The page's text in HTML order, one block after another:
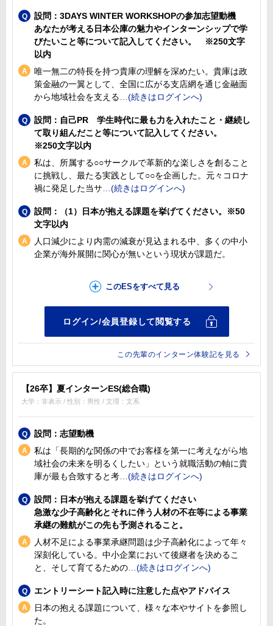
設問：3DAYS WINTER WORKSHOPの参加志望動機
あなたが考える日本公庫の魅力やインターンシップで学
びたいこと等について記入してください。 ※250文字
以内
唯一無二の特長を持つ貴庫の理解を深めたい。貴庫は政
策金融の一翼として、全国に広がる支店網を通じ金融面
から地域社会を支える
設問：自己PR 学生時代に最も力を入れたこと・継続し
て取り組んだこと等について記入してください。
※250文字以内
私は、所属する○○サークルで革新的な楽しさを創ること
に挑戦し、最たる実践として○○を企画した。元々コロナ
禍に発足した当サ
設問：（1）日本が抱える課題を挙げてください。※50
文字以内
人口減少により内需の減衰が見込まれる中、多くの中小
企業が海外展開に関心が無いという現状が課題だ。
この先輩のインターン体験記を見る
【26卒】夏インターンES(総合職)
大学：非表示 / 性別：男性 / 文理：文系
設問：志望動機
私は「長期的な関係の中でお客様を第一に考えながら地
域社会の未来を明るくしたい」という就職活動の軸に貴
庫が最も合致すると考
設問：日本が抱える課題を挙げてください
急激な少子高齢化とそれに伴う人材の不在等による事業
承継の難航がこの先も予測されること。
人材不足による事業承継問題は少子高齢化によって年々
深刻化している。中小企業において後継者を決めるこ
と、そして育てるための
エントリーシート記入時に注意した点やアドバイス
日本の抱える課題について、様々な本やサイトを参照し
た。